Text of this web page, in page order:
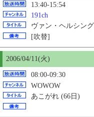
13:40-15:54
191ch
ヴァン・ヘルシン
[吹替]
2006/04/11(火)
08:00-09:30
WOWOW
あこがれ (66日)